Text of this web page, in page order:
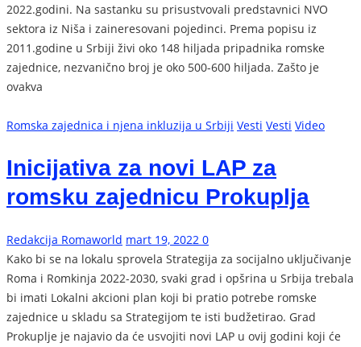
2022.godini. Na sastanku su prisustvovali predstavnici NVO
sektora iz Niša i zaineresovani pojedinci. Prema popisu iz
2011.godine u Srbiji živi oko 148 hiljada pripadnika romske
zajednice, nezvanično broj je oko 500-600 hiljada. Zašto je
ovakva
Romska zajednica i njena inkluzija u Srbiji Vesti Vesti Video
Inicijativa za novi LAP za
romsku zajednicu Prokuplja
Redakcija Romaworld mart 19, 2022 0
Kako bi se na lokalu sprovela Strategija za socijalno uključivanje
Roma i Romkinja 2022-2030, svaki grad i opšrina u Srbija trebala
bi imati Lokalni akcioni plan koji bi pratio potrebe romske
zajednice u skladu sa Strategijom te isti budžetirao. Grad
Prokuplje je najavio da će usvojiti novi LAP u ovij godini koji će